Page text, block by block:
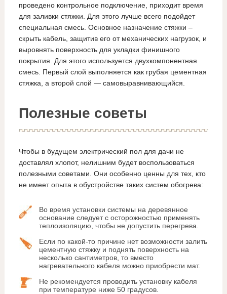
проведено контрольное подключение, приходит время
для заливки стяжки. Для этого лучше всего подойдет
специальная смесь. Основное назначение стяжки –
скрыть кабель, защитив его от механических нагрузок, и
выровнять поверхность для укладки финишного
покрытия. Для этого используется двухкомпонентная
смесь. Первый слой выполняется как грубая цементная
стяжка, а второй слой — самовыравнивающийся.
Полезные советы
Чтобы в будущем электрический пол для дачи не
доставлял хлопот, нелишним будет воспользоваться
полезными советами. Они особенно ценны для тех, кто
не имеет опыта в обустройстве таких систем обогрева:
Во время установки системы на деревянное
основание следует с осторожностью применять
теплоизоляцию, чтобы не допустить перегрева.
Если по какой-то причине нет возможности залить
цементную стяжку и поднять поверхность на
несколько сантиметров, то вместо
нагревательного кабеля можно приобрести мат.
Не рекомендуется проводить установку кабеля
при температуре ниже 50 градусов.